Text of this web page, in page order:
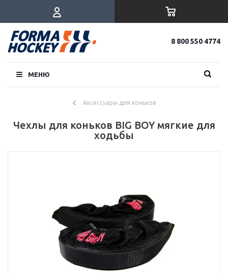
8 800 550 4774
МЕНЮ
Аксессуары для коньков
Чехлы для коньков BIG BOY мягкие для
ходьбы